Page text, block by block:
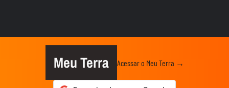
Toxicidade estética: anabolizantes podem
Meu Terra Acessar o Meu Terra →